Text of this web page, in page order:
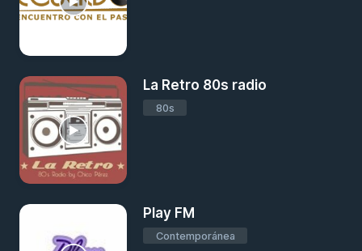
La Retro 80s radio
80s
Play FM
Contemporánea